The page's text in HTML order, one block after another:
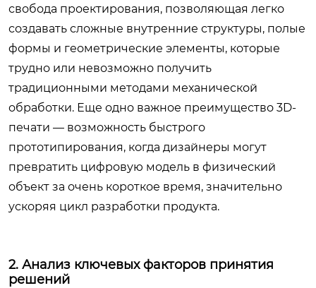
свобода проектирования, позволяющая легко
создавать сложные внутренние структуры, полые
формы и геометрические элементы, которые
трудно или невозможно получить
традиционными методами механической
обработки. Еще одно важное преимущество 3D-
печати — возможность быстрого
прототипирования, когда дизайнеры могут
превратить цифровую модель в физический
объект за очень короткое время, значительно
ускоряя цикл разработки продукта.
2. Анализ ключевых факторов принятия
решений